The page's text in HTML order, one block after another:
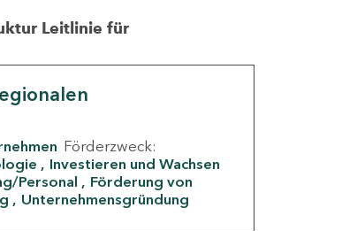
Leitlinie für
Förderzweck:
Investieren und Wachsen
Personal
Förderung von
Unternehmensgründung